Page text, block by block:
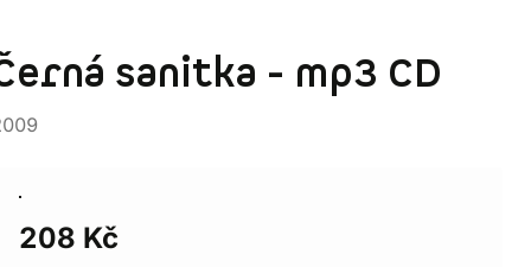
sanitka - mp3 CD
208 Kč